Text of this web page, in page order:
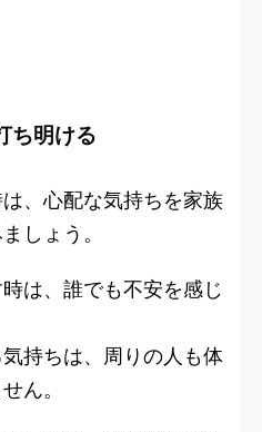
ち明ける
、心配な気持ちを家族
しょう。
は、誰でも不安を感じ
持ちは、周りの人も体
ん。